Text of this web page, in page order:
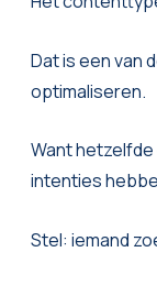
Dat is een van
optimaliseren.
Want
intenties
Stel: iemand